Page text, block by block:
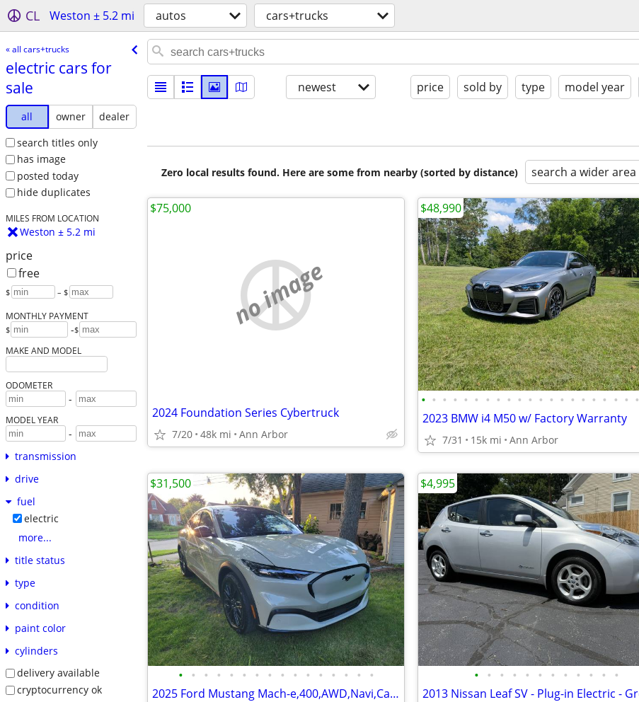
CL Weston ± 5.2 mi autos cars+trucks
« all cars+trucks
electric cars for
sale
all owner
dealer
search titles only
has image
posted today
hide duplicates
MILES FROM LOCATION
Weston ± 5.2 mi
price
free
$ – $
MONTHLY PAYMENT
$ -$
MAKE AND MODEL
ODOMETER
-
MODEL YEAR
-
transmission
drive
fuel
electric
more...
title status
type
condition
paint color
cylinders
delivery available
cryptocurrency ok
newest price sold by type model year
Zero local results found. Here are some from nearby (sorted by distance) search a wider area
no image
2024 Foundation Series Cybertruck
7/20 48k mi Ann Arbor
$75,000
• • • • • • • • • • • • • • • • • • • • •
2023 BMW i4 M50 w/ Factory Warranty
7/31 15k mi Ann Arbor
$48,990
• • • • • • • • • • • • • • • •
2025 Ford Mustang Mach-e,400,AWD,Navi,Camera,Remote Start,leather,Roof
$31,500
• • • • • • • • • • • •
$4,995